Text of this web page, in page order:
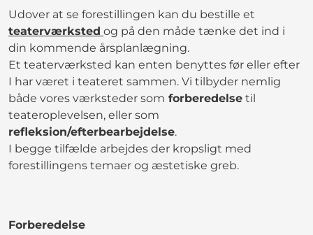
Udover at se forestillingen kan du bestille et
teaterværksted og på den måde tænke det ind i
din kommende årsplanlægning.
Et teaterværksted kan enten benyttes før eller efter
I har været i teateret sammen. Vi tilbyder nemlig
både vores værksteder som forberedelse til
teateroplevelsen, eller som
refleksion/efterbearbejdelse.
I begge tilfælde arbejdes der kropsligt med
forestillingens temaer og æstetiske greb.
Forberedelse